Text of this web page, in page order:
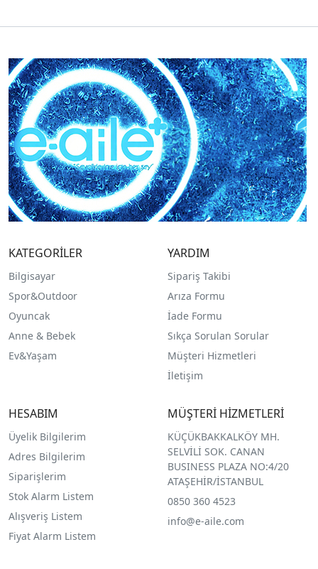
KATEGORİLER
Bilgisayar
Spor&Outdoor
Oyuncak
Anne & Bebek
Ev&Yaşam
YARDIM
Sipariş Takibi
Arıza Formu
İade Formu
Sıkça Sorulan Sorular
Müşteri Hizmetleri
İletişim
HESABIM
Üyelik Bilgilerim
Adres Bilgilerim
Siparişlerim
Stok Alarm Listem
Alışveriş Listem
Fiyat Alarm Listem
MÜŞTERİ HİZMETLERİ
KÜÇÜKBAKKALKÖY MH.
SELVİLİ SOK. CANAN
BUSINESS PLAZA NO:4/20
ATAŞEHİR/İSTANBUL
0850 360 4523
info@e-aile.com